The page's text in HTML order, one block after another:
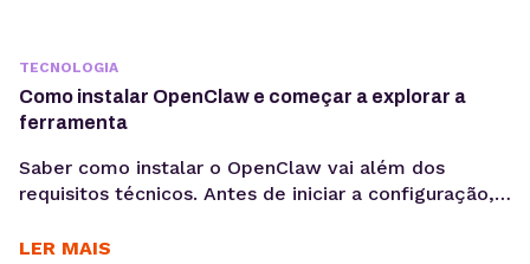
TECNOLOGIA
Como instalar OpenClaw e começar a explorar a
ferramenta
Saber como instalar o OpenClaw vai além dos
requisitos técnicos. Antes de iniciar a configuração,
casos de uso e como a ferramenta pode contribuir
LER MAIS